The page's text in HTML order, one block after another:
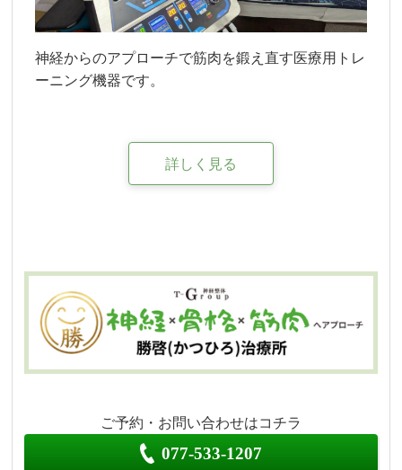
神経からのアプローチで筋肉を鍛え直す医療用トレ
ーニング機器です。
詳しく見る
ご予約・お問い合わせはコチラ
077-533-1207